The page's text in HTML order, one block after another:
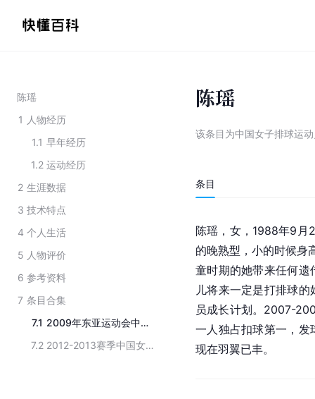
陈瑶
1 人物经历
1.1 早年经历
1.2 运动经历
2 生涯数据
3 技术特点
4 个人生活
5 人物评价
6 参考资料
7 条目合集
7.1
2009年东亚运动会中国女子排球队集训选手名单
7.2
2012-2013赛季中国女排联赛八一女子排球队球员名单
陈瑶
该条目为中国女子排球运
条目
陈瑶，女，1988年9月
的晚熟型，小的时候身
童时期的她带来任何遗
儿将来一定是打排球
员成长计划。2007-
一人独占扣球第一，
现在羽翼已丰。